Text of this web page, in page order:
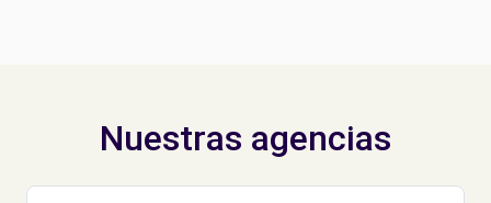
Nuestras agencias